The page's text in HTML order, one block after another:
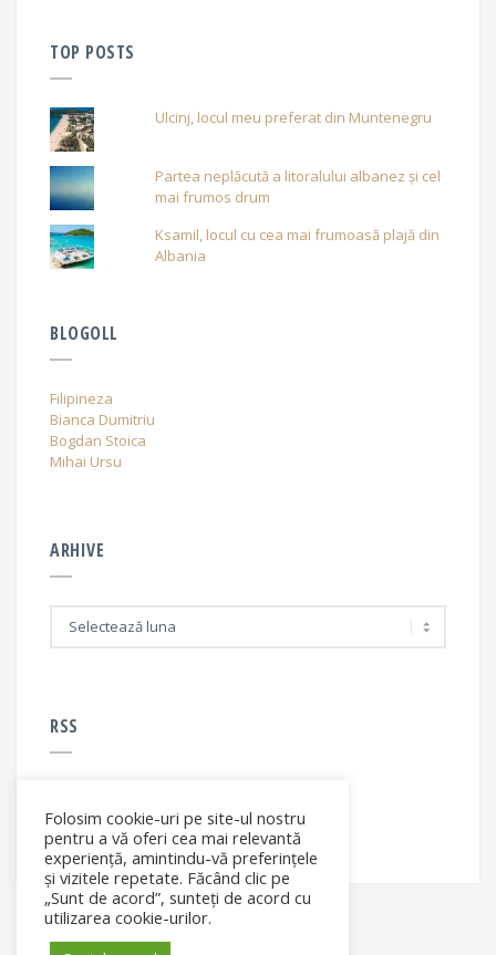
TOP POSTS
Ulcinj, locul meu preferat din Muntenegru
Partea neplăcută a litoralului albanez și cel
mai frumos drum
Ksamil, locul cu cea mai frumoasă plajă din
Albania
BLOGOLL
Filipineza
Bianca Dumitriu
Bogdan Stoica
Mihai Ursu
ARHIVE
RSS
RSS - articole
Folosim cookie-uri pe site-ul nostru
pentru a vă oferi cea mai relevantă
experiență, amintindu-vă preferințele
și vizitele repetate. Făcând clic pe
„Sunt de acord”, sunteți de acord cu
utilizarea cookie-urilor.